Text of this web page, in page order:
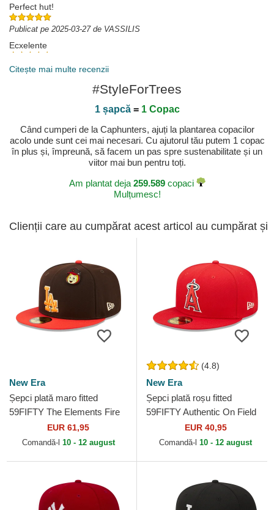
Perfect hut!
Publicat pe 2025-03-27 de VASSILIS
Ecxelente
en la página web cómo en la entrega y llegada del producto estoy
Publicat pe 2025-03-21 de Jhon
Citește mai multe recenzii
#StyleForTrees
1 șapcă= 1 Copac
Când cumperi de la Caphunters, ajuți la plantarea copacilor
acolo unde sunt cei mai necesari. Cu ajutorul tău putem 1 copac
în plus și, împreună, să facem un pas spre sustenabilitate și un
viitor mai bun pentru toți.
Am plantat deja 259.589copaci
Mulțumesc!
Clienții care au cumpărat acest articol au cumpărat și
New Era
Șepci plată maro fitted
59FIFTY The Elements Fire
Pin de Los Angeles Dodgers
MLB de New Era
EUR 61,95
Comandă-l 10 - 12 august
(4.8)
New Era
Șepci plată roșu fitted
59FIFTY Authentic On Field
de Los Angeles Angels MLB
de New Era
EUR 40,95
Comandă-l 10 - 12 august